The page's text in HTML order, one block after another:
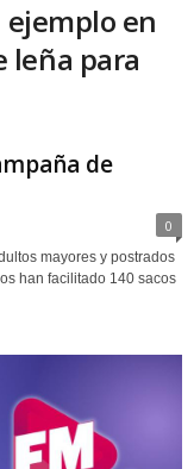
ejemplo en
leña para
de
0
mayores y postrados
han facilitado 140 sacos